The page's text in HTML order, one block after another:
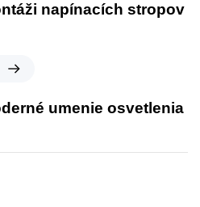
napínacích stropov
umenie osvetlenia